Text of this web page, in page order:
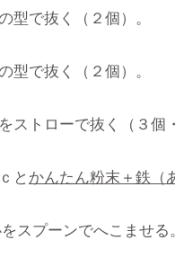
型で抜く（２個）。
型で抜く（２個）。
ストローで抜く（３個
とかんたん粉末＋鉄
スプーンでへこませる。